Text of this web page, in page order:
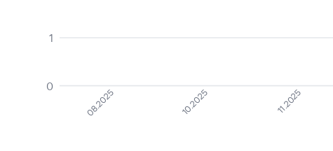
0
1
08.2025 10.2025 11.2025